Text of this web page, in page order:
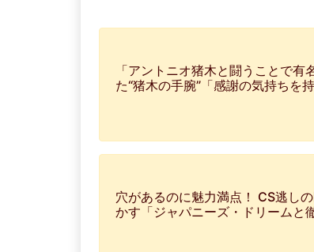
「アントニオ猪木と闘うことで
た“猪木の手腕”「感謝の気持ちを
穴があるのに魅力満点！ CS逃し
かす「ジャパニーズ・ドリームと